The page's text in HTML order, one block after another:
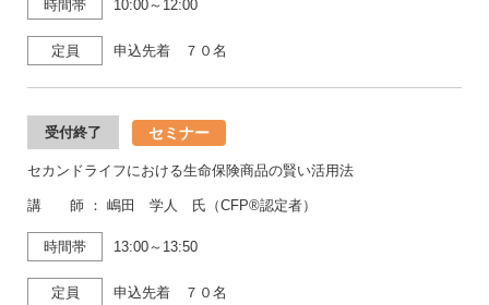
時間帯 10:00～12:00
定員 申込先着 ７０名
受付終了 セミナー
セカンドライフにおける生命保険商品の賢い活用法
講 師 ： 嶋田 学人 氏（CFP®認定者）
時間帯 13:00～13:50
定員 申込先着 ７０名